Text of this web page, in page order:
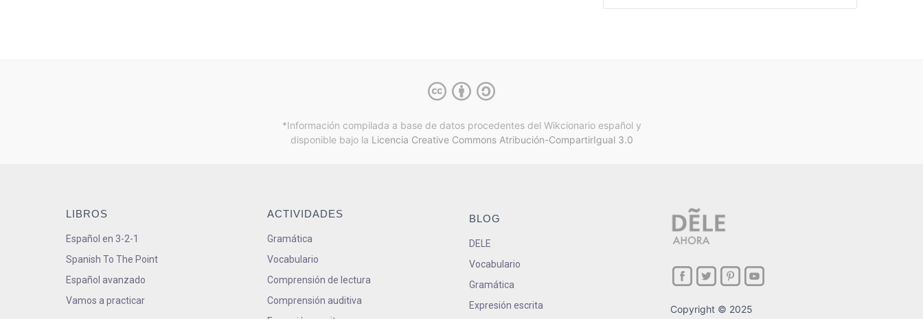
*Información compilada a base de datos procedentes del Wikcionario español y
disponible bajo la Licencia Creative Commons Atribución-CompartirIgual 3.0
LIBROS
Español en 3-2-1
Spanish To The Point
Español avanzado
Vamos a practicar
ACTIVIDADES
Gramática
Vocabulario
Comprensión de lectura
Comprensión auditiva
BLOG
DELE
Vocabulario
Gramática
Expresión escrita
Copyright © 2025